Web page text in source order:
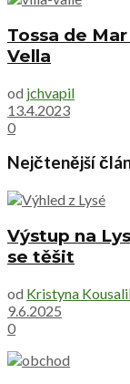
Tossa de
Vella
od jchvapil
13.4.2023
0
Nejčtenější
Výstup na
se těšit
od Kristyna
9.6.2025
0